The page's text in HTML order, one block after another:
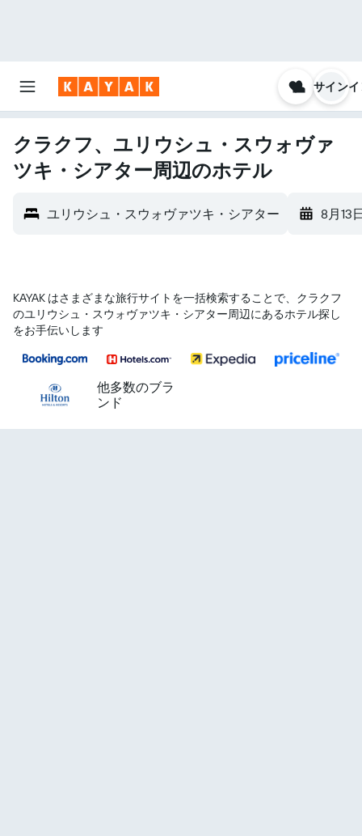
サイン
クラクフ、ユリウシュ・スウォヴァ
ツキ・シアター周辺のホテル
ユリウシュ・スウォヴァツキ・シアター 8月13
KAYAK はさまざまな旅行サイトを一括検索することで、クラクフ​
のユリウシュ・スウォヴァツキ・シアター​周辺にあるホテル探し
をお手伝いします
他多数のブラ
ンド